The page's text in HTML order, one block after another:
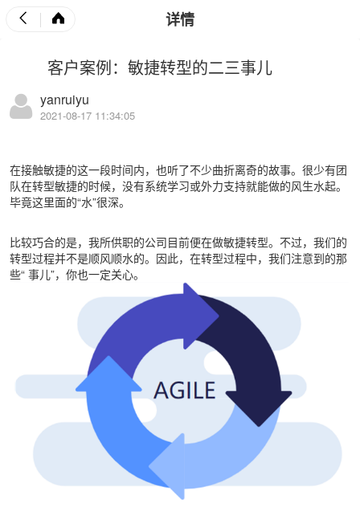
详情
客户案例：敏捷转型的二三事儿
yanruiyu
2021-08-17 11:34:05
在接触敏捷的这一段时间内，也听了不少曲折离奇的故事。很少有团
队在转型敏捷的时候，没有系统学习或外力支持就能做的风生水起。
毕竟这里面的“水”很深。
比较巧合的是，我所供职的公司目前便在做敏捷转型。不过，我们的
转型过程并不是顺风顺水的。因此，在转型过程中，我们注意到的那
些“ 事儿”，你也一定关心。